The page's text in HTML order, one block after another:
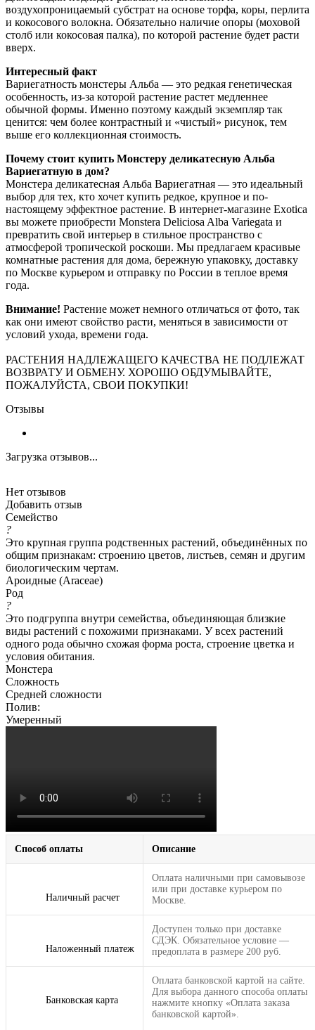
воздухопроницаемый субстрат на основе торфа, коры, перлита
и кокосового волокна. Обязательно наличие опоры (моховой
столб или кокосовая палка), по которой растение будет расти
вверх.
Интересный факт
Вариегатность монстеры Альба — это редкая генетическая
особенность, из-за которой растение растет медленнее
обычной формы. Именно поэтому каждый экземпляр так
ценится: чем более контрастный и «чистый» рисунок, тем
выше его коллекционная стоимость.
Почему стоит купить Монстеру деликатесную Альба
Вариегатную в дом?
Монстера деликатесная Альба Вариегатная — это идеальный
выбор для тех, кто хочет купить редкое, крупное и по-
настоящему эффектное растение. В интернет-магазине Exotica
вы можете приобрести Monstera Deliciosa Alba Variegata и
превратить свой интерьер в стильное пространство с
атмосферой тропической роскоши. Мы предлагаем красивые
комнатные растения для дома, бережную упаковку, доставку
по Москве курьером и отправку по России в теплое время
года.
Внимание! Растение может немного отличаться от фото, так
как они имеют свойство расти, меняться в зависимости от
условий ухода, времени года.
РАСТЕНИЯ НАДЛЕЖАЩЕГО КАЧЕСТВА НЕ ПОДЛЕЖАТ
ВОЗВРАТУ И ОБМЕНУ. ХОРОШО ОБДУМЫВАЙТЕ,
ПОЖАЛУЙСТА, СВОИ ПОКУПКИ!
Отзывы
Загрузка отзывов...
Нет отзывов
Добавить отзыв
Семейство
?
Это крупная группа родственных растений, объединённых по
общим признакам: строению цветов, листьев, семян и другим
биологическим чертам.
Ароидные (Araceae)
Род
?
Это подгруппа внутри семейства, объединяющая близкие
виды растений с похожими признаками. У всех растений
одного рода обычно схожая форма роста, строение цветка и
условия обитания.
Монстера
Сложность
Средней сложности
Полив:
Умеренный
Способ оплаты Описание
Наличный расчет
Оплата наличными при самовывозе
или при доставке курьером по
Москве.
Наложенный платеж
Доступен только при доставке
СДЭК. Обязательное условие —
предоплата в размере 200 руб.
Банковская карта
Оплата банковской картой на сайте.
Для выбора данного способа оплаты
нажмите кнопку «Оплата заказа
банковской картой».